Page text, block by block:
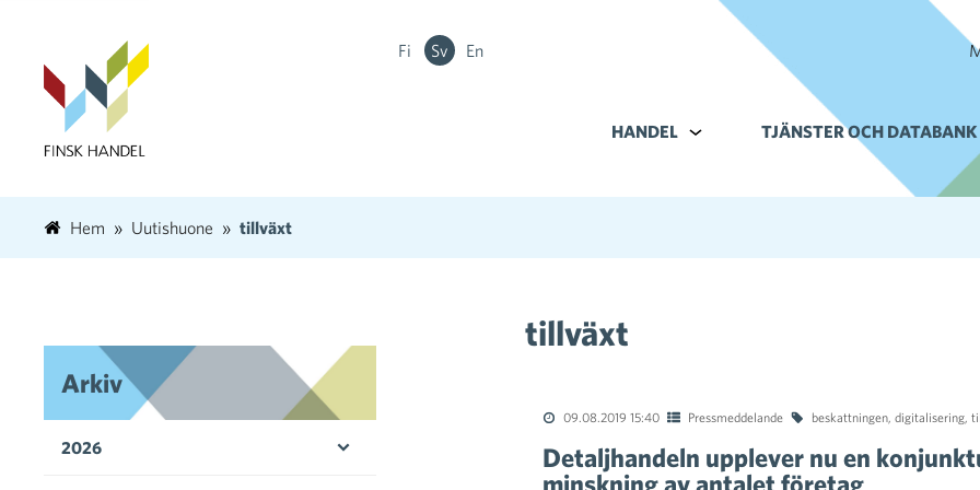
Fi Sv En
HANDEL Alavalikko kohteelle Handel
TJÄNSTER OCH DATABANK
Hem Uutishuone tillväxt
tillväxt
09.08.2019 15:40 Pressmeddelande beskattningen, digitalisering,
Detaljhandeln upplever nu en
minskning av antalet företag
Arkiv
2026